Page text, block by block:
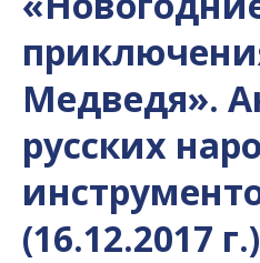
Медведя».
русских
(16.12.2017 г.)